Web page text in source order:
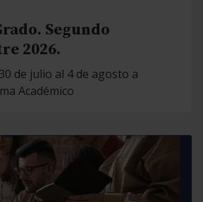
Segundo
2026.
de julio al 4 de agosto a
Académico